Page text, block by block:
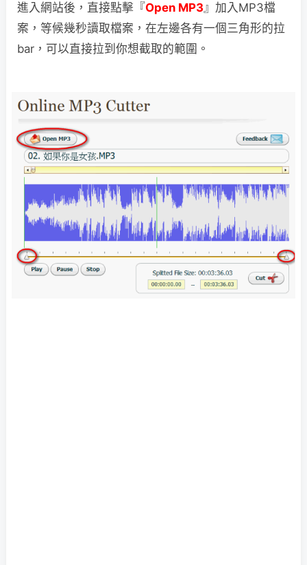
進入網站後，直接點擊『Open MP3』加入MP3檔
案，等候幾秒讀取檔案，在左邊各有一個三角形的拉
bar，可以直接拉到你想截取的範圍。